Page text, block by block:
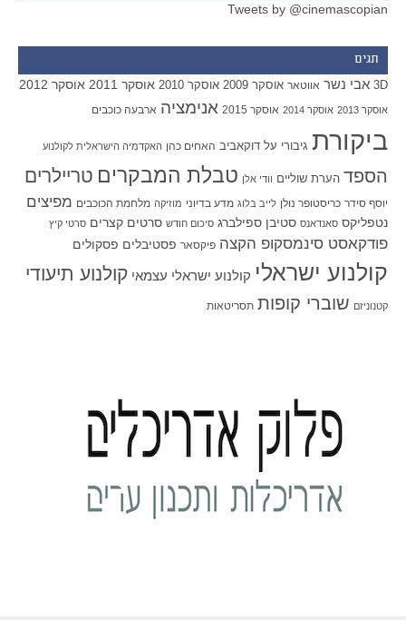
Tweets by @cinemascopian
תגים
3D אבי נשר אווטאר אוסקר 2009 אוסקר 2010 אוסקר 2011 אוסקר 2012
אוסקר 2013 אוסקר 2014 אוסקר 2015 אנימציה ארבעה כוכבים
ביקורת גיבורי על דוקאביב האחים כהן האקדמיה הישראלית לקולנוע
הספד הערת שוליים וודי אלן טבלת המבקרים טריילרים
יוסף סידר כריסטופר נולן לייב בלוג מדע בדיוני מוזיקה מלחמת הכוכבים מפיצים
נטפליקס סאנדאנס סטיבן ספילברג סיכום חודש סרטים קצרים סרטי קיץ
פודקאסט סינמסקופ הקצה פיקסאר פסטיבלים פסקולים
קולנוע ישראלי קולנוע ישראלי עצמאי קולנוע תיעודי
קטנוניזם שוברי קופות תסריטאות